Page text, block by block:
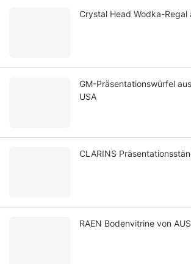
Crystal Head Wodka-Regal
GM-Präsentationswürfel
USA
CLARINS
RAEN Bodenvitrine von AUS